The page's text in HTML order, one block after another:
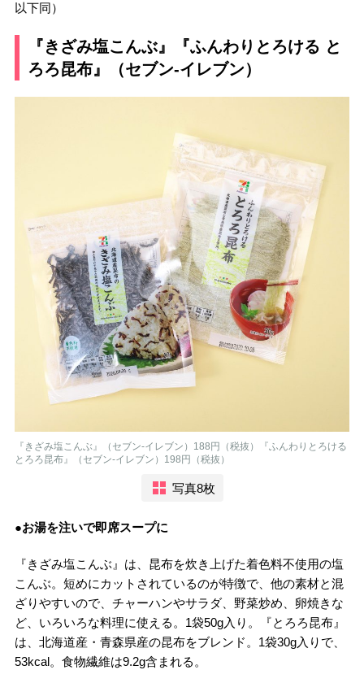
以下同）
『きざみ塩こんぶ』『ふんわりとろける と
ろろ昆布』（セブン-イレブン）
『きざみ塩こんぶ』（セブン-イレブン）188円（税抜）『ふんわりとろける
とろろ昆布』（セブン-イレブン）198円（税抜）
写真8枚
●お湯を注いで即席スープに
『きざみ塩こんぶ』は、昆布を炊き上げた着色料不使用の塩
こんぶ。短めにカットされているのが特徴で、他の素材と混
ざりやすいので、チャーハンやサラダ、野菜炒め、卵焼きな
ど、いろいろな料理に使える。1袋50g入り。『とろろ昆布』
は、北海道産・青森県産の昆布をブレンド。1袋30g入りで、
53kcal。食物繊維は9.2g含まれる。